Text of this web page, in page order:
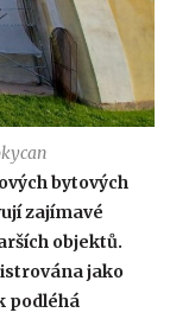
bytových
zajímavé
objektů.
jako
podléhá